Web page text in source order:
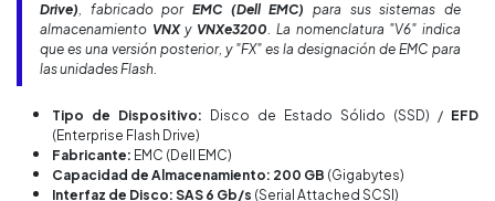
Drive), fabricado por EMC (Dell EMC) para sus sistemas de
almacenamiento VNXy VNXe3200. La nomenclatura "V6" indica
que es una versión posterior, y "FX" es la designación de EMC para
las unidades Flash.
Tipo de Dispositivo: Disco de Estado Sólido (SSD) / EFD
(Enterprise Flash Drive)
Fabricante: EMC (Dell EMC)
Capacidad de Almacenamiento: 200 GB (Gigabytes)
Interfaz de Disco: SAS 6 Gb/s (Serial Attached SCSI)